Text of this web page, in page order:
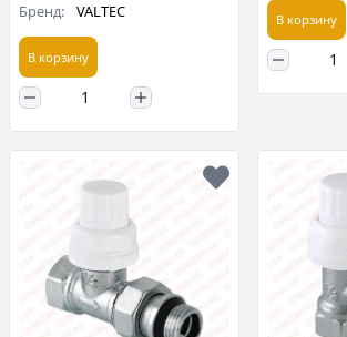
Бренд:
VALTEC
В корзину
В корзину